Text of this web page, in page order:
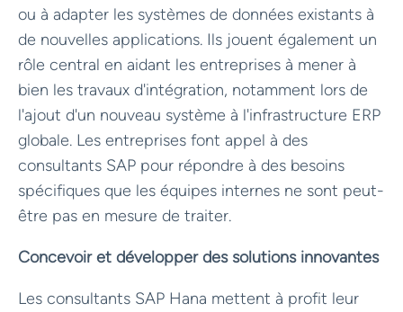
ou à adapter les systèmes de données existants à
de nouvelles applications. Ils jouent également un
rôle central en aidant les entreprises à mener à
bien les travaux d'intégration, notamment lors de
l'ajout d'un nouveau système à l'infrastructure ERP
globale. Les entreprises font appel à des
consultants SAP pour répondre à des besoins
spécifiques que les équipes internes ne sont peut-
être pas en mesure de traiter.
Concevoir et développer des solutions innovantes
Les consultants SAP Hana mettent à profit leur